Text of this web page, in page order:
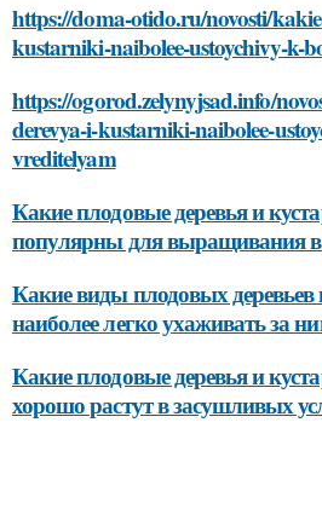
https://doma-otido.ru/novosti/
kustarniki-naibolee-ustoychivy-k-
https://ogorod.zelynyjsad.info/
derevya-i-kustarniki-naibolee-
vreditelyam
Какие плодовые деревья и
популярны для выращивания
Какие виды плодовых деревьев
наиболее легко ухаживать за
Какие плодовые деревья и
хорошо растут в засушливых